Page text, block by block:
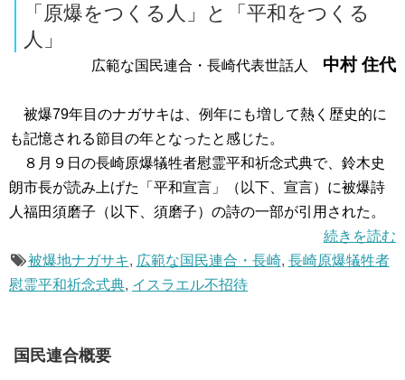
「原爆をつくる人」と「平和をつくる
人」
広範な国民連合・長崎代表世話人 中村 住代
被爆79年目のナガサキは、例年にも増して熱く歴史的に
も記憶される節目の年となったと感じた。
８月９日の長崎原爆犠牲者慰霊平和祈念式典で、鈴木史
朗市長が読み上げた「平和宣言」（以下、宣言）に被爆詩
人福田須磨子（以下、須磨子）の詩の一部が引用された。
続きを読む
被爆地ナガサキ, 広範な国民連合・長崎, 長崎原爆犠牲者
慰霊平和祈念式典, イスラエル不招待
国民連合概要